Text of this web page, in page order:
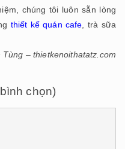
chúng tôi luôn sẵn lòng
thiết kế quán cafe , trà sữa
Tùng – thietkenoithatatz.com
chọn)